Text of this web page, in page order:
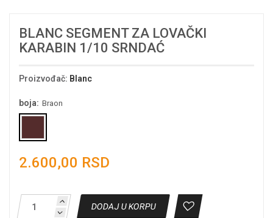
BLANC SEGMENT ZA LOVAČKI
KARABIN 1/10 SRNDAĆ
Proizvođač: Blanc
boja: Braon
2.600,00 RSD
DODAJ U KORPU